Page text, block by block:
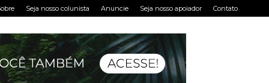
Seja nosso colunista Anuncie Seja nosso apoiador Contato